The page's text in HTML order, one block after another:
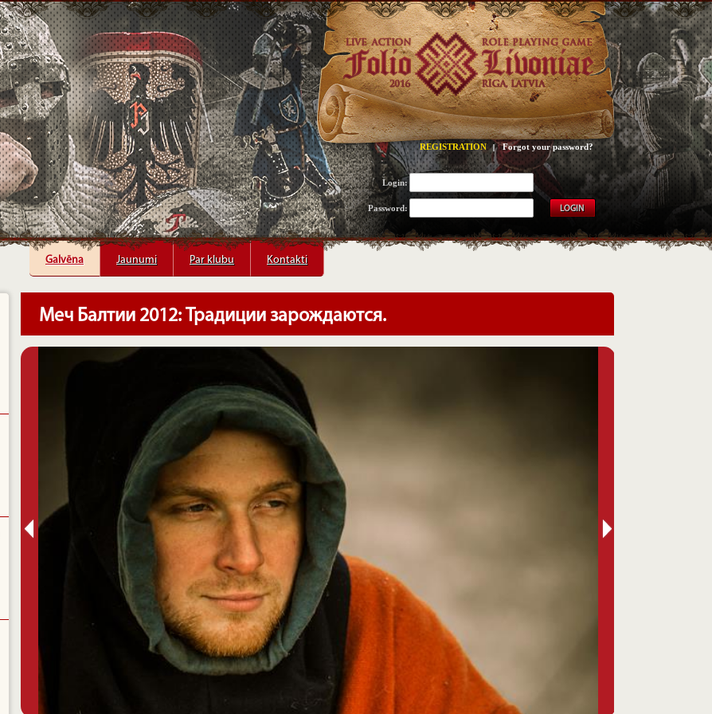
REGISTRATION Forgot your password?
Login:
Password: LOGIN
Galvēna
Galvēna Jaunumi
Jaunumi Par klubu
Par klubu Kontakti
Kontakti
Меч Балтии 2012: Традиции зарождаются.